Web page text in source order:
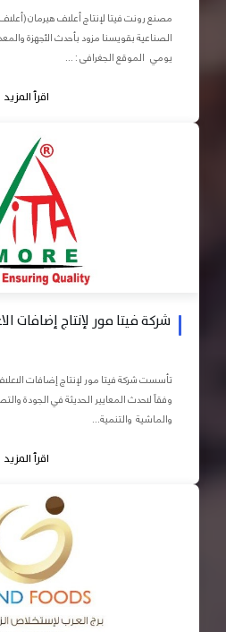
مصنع رونت فيتا لإنتاج أعلاف هيرمان
يومي الموقع الجغرافى : ...
اقرأ المزيد
شركة فيتا مور لإنتاج إضافات
تأسست شركة فيتا مور لإنتاج إضافات
وفقاً لاحدث المعايير الحديثة في الجودة
والماشية والتنمية...
اقرأ المزيد